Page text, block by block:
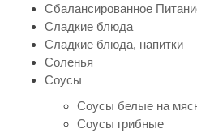
Сбалансированное
Сладкие блюда
Сладкие блюда, напитки
Соленья
Соусы
Соусы белые на
Соусы грибные